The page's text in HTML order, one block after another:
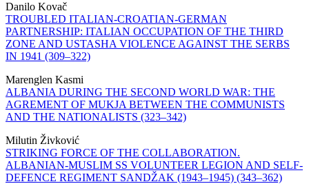
Danilo Kovač
TROUBLED ITALIAN-CROATIAN-GERMAN
PARTNERSHIP: ITALIAN OCCUPATION OF THE THIRD
ZONE AND USTASHA VIOLENCE AGAINST THE SERBS
IN 1941 (309–322)
Marenglen Kasmi
ALBANIA DURING THE SECOND WORLD WAR: THE
AGREMENT OF MUKJA BETWEEN THE COMMUNISTS
AND THE NATIONALISTS (323–342)
Milutin Živković
STRIKING FORCE OF THE COLLABORATION.
ALBANIAN-MUSLIM SS VOLUNTEER LEGION AND SELF-
DEFENCE REGIMENT SANDŽAK (1943–1945) (343–362)